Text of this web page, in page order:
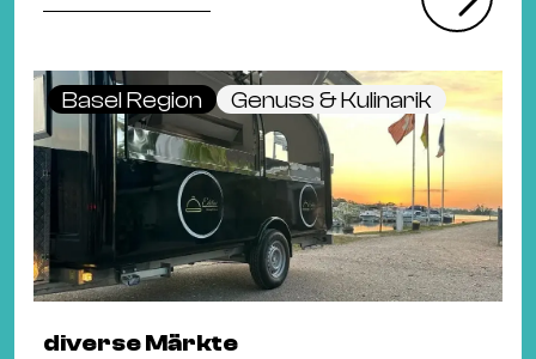
Basel Region Genuss & Kulinarik
diverse Märkte